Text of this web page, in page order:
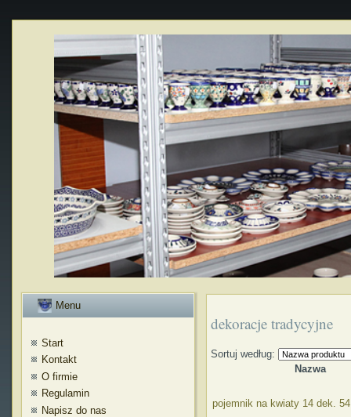
Menu
Start
Kontakt
O firmie
Regulamin
Napisz do nas
dekoracje tradycyjne
Sortuj według:
Nazwa
pojemnik na kwiaty 14 dek. 54